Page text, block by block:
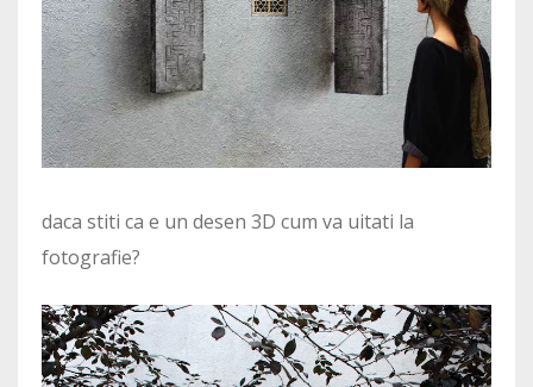
daca stiti ca e un desen 3D cum va uitati la
fotografie?